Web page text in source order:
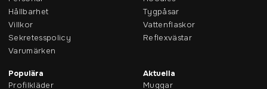
Hållbarhet
Villkor
Sekretesspolicy
Varumärken
Tygpåsar
Vattenflaskor
Reflexvästar
Populära
Profilkläder
Aktuella
Muggar